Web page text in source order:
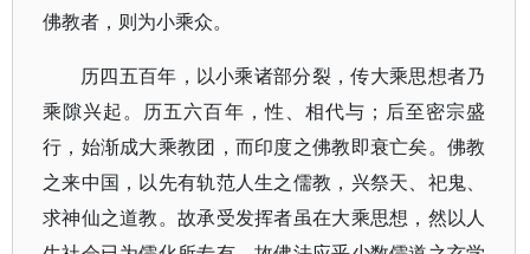
佛教者，则为小乘众。
历四五百年，以小乘诸部分裂，传大乘思想者乃
乘隙兴起。历五六百年，性、相代与；后至密宗盛
行，始渐成大乘教团，而印度之佛教即衰亡矣。佛教
之来中国，以先有轨范人生之儒教，兴祭天、祀鬼、
求神仙之道教。故承受发挥者虽在大乘思想，然以人